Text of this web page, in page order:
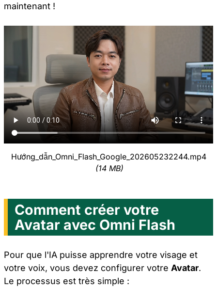
maintenant !
Hướng_dẫn_Omni_Flash_Google_202605232244.mp4
(14 MB)
Comment créer votre
Avatar avec Omni Flash
Pour que l'IA puisse apprendre votre visage et
votre voix, vous devez configurer votre Avatar.
Le processus est très simple :